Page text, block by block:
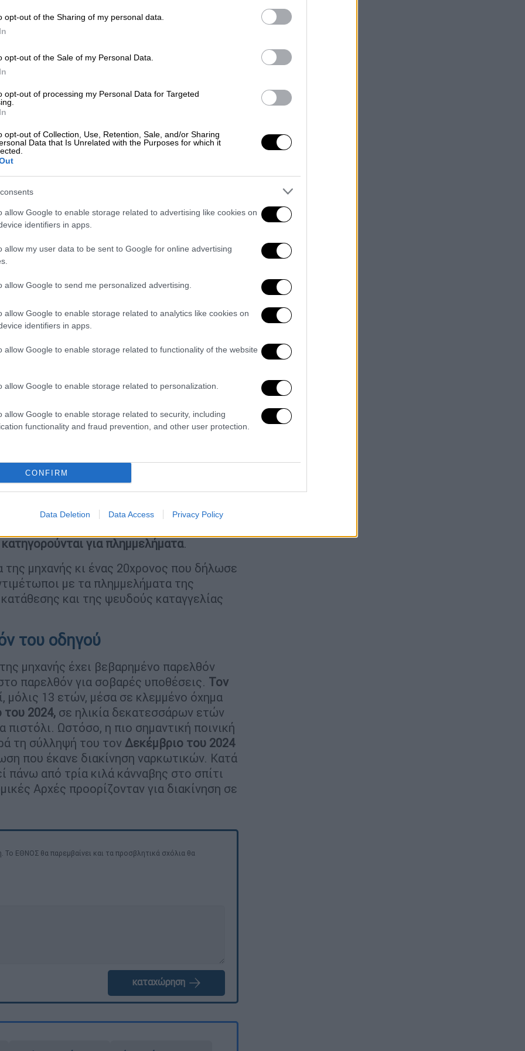
opt-out of the Sharing of my personal data.
opt-out of the Sale of my Personal Data.
opt-out of processing my Personal Data for Targeted
opt-out of Collection, Use, Retention, Sale, and/or Sharing
Data that Is Unrelated with the Purposes for which it
allow Google to enable storage related to advertising like cookies on
identifiers in apps.
allow my user data to be sent to Google for online advertising
allow Google to send me personalized advertising.
allow Google to enable storage related to analytics like cookies on
identifiers in apps.
allow Google to enable storage related to functionality of the website
allow Google to enable storage related to personalization.
allow Google to enable storage related to security, including
functionality and fraud prevention, and other user protection.
CONFIRM
Data Deletion Data Access Privacy Policy
η 16χρονη
με τους θεράποντες ιατρούς να
της. Η ανήλικη βρίσκεται
Θεραπείας του ΚΑΤ, με πολύ βαριά
τη μηχανή και την πτώση στο
κακώσεις, τραύματα στο θώρακα και στη
η διαδικασία σταδιακής αφύπνισης,
της κατάσταση και η ανταπόκριση
ιδιαίτερα κρίσιμα,
της υγείας της.
μηχανής - Στον ανακριτή την
ο 16χρονος Σουδανός, στον οποίο
για επικίνδυνη οδήγηση από
καθώς και για εγκατάλειψη του τόπου
τραυματισμός
χτύπησε 16χρονη στην οδό Λιοσίων
να δίνει μάχη για να κρατηθεί στη ζωή.
επίσης ο συνεπιβάτης του, ο οποίος
τόπου τροχαίου ατυχήματος,
για πλημμελήματα.
μηχανής κι ένας 20χρονος που δήλωσε
με τα πλημμελήματα της
και της ψευδούς καταγγελίας
του οδηγού
μηχανής έχει βεβαρημένο παρελθόν
παρελθόν για σοβαρές υποθέσεις. Τον
μόλις 13 ετών, μέσα σε κλεμμένο όχημα
του 2024, σε ηλικία δεκατεσσάρων ετών
πιστόλι. Ωστόσο, η πιο σημαντική ποινική
τη σύλληψή του τον Δεκέμβριο του 2024
που έκανε διακίνηση ναρκωτικών. Κατά
πάνω από τρία κιλά κάνναβης στο σπίτι
Αρχές προορίζονταν για διακίνηση σε
ΕΘΝΟΣ θα παρεμβαίνει και τα προσβλητικά σχόλια θα
καταχώρηση